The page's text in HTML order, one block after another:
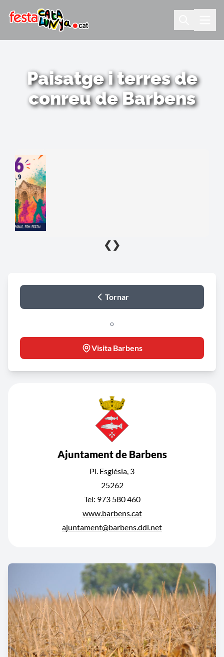
Paisatge i terres de
conreu de Barbens
❮ ❯
Tornar
o
Visita Barbens
Ajuntament de Barbens
Pl. Església, 3
25262
Tel: 973 580 460
www.barbens.cat
ajuntament@barbens.ddl.net